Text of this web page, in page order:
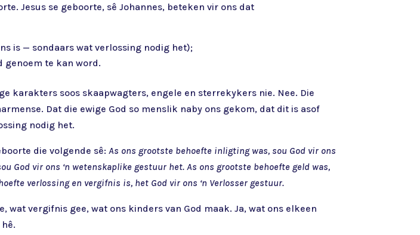
Jesus se geboorte, sê Johannes, beteken vir ons dat
is — sondaars wat verlossing nodig het);
genoem te kan word.
karakters soos skaapwagters, engele en sterrekykers nie. Nee. Die
Dat die ewige God so menslik naby ons gekom, dat dit is asof
nodig het.
die volgende sê: As ons grootste behoefte inligting was, sou God vir ons
God vir ons ‘n wetenskaplike gestuur het. As ons grootste behoefte geld was,
verlossing en vergifnis is, het God vir ons ‘n Verlosser gestuur.
wat vergifnis gee, wat ons kinders van God maak. Ja, wat ons elkeen